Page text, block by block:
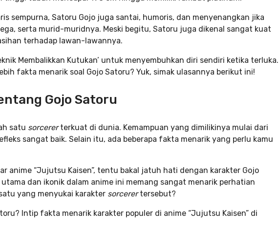
sempurna, Satoru Gojo juga santai, humoris, dan menyenangkan jika
serta murid-muridnya. Meski begitu, Satoru juga dikenal sangat kuat
terhadap lawan-lawannya.
Membalikkan Kutukan’ untuk menyembuhkan diri sendiri ketika terluka.
fakta menarik soal Gojo Satoru? Yuk, simak ulasannya berikut ini!
Gojo Satoru
satu sorcererterkuat di dunia. Kemampuan yang dimilikinya mulai dari
sangat baik. Selain itu, ada beberapa fakta menarik yang perlu kamu
anime “Jujutsu Kaisen”, tentu bakal jatuh hati dengan karakter Gojo
dan ikonik dalam anime ini memang sangat menarik perhatian
yang menyukai karakter sorcerertersebut?
Intip fakta menarik karakter populer di anime “Jujutsu Kaisen” di